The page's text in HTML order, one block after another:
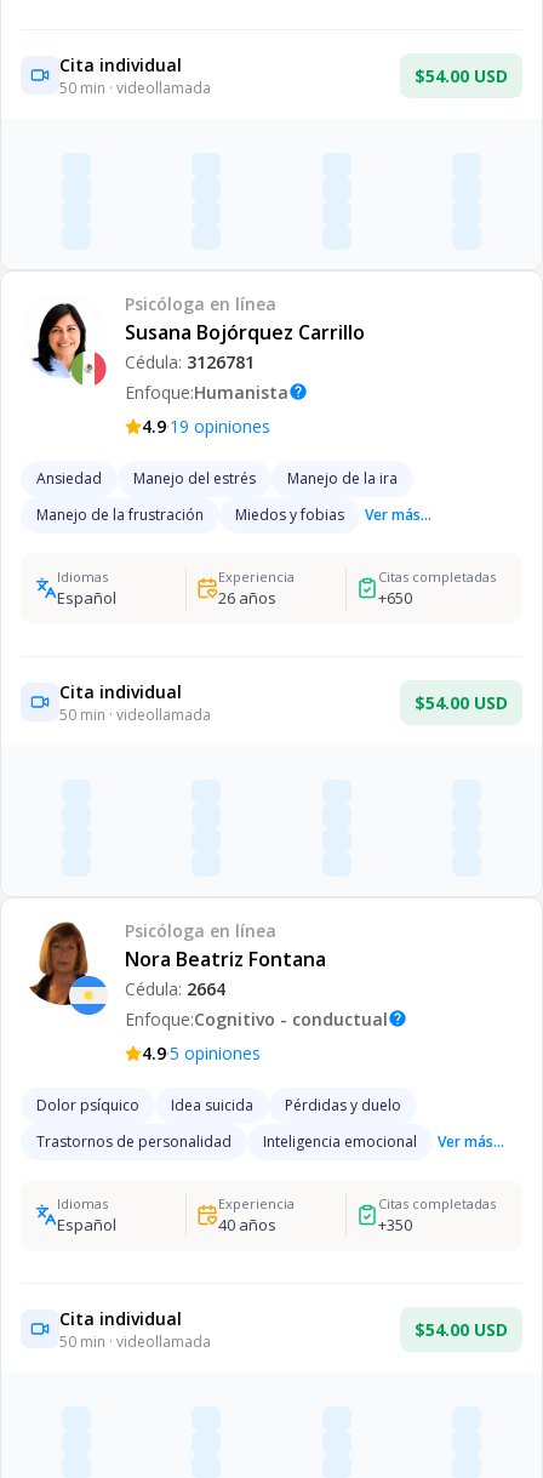
Cita individual
50 min · videollamada
$54.00 USD
Psicóloga en línea
Susana Bojórquez Carrillo
Cédula: 3126781
Enfoque:Humanistahelp
4.9·19 opiniones
Ansiedad Manejo del estrés
Manejo de la ira
Manejo de la frustración
Miedos y fobias Ver más...
Idiomas
Español
Experiencia
26años
Citas completadas
+650
Cita individual
50 min · videollamada
$54.00 USD
Psicóloga en línea
Nora Beatriz Fontana
Cédula: 2664
Enfoque:Cognitivo - conductualhelp
4.9·5 opiniones
Dolor psíquico Idea suicida
Pérdidas y duelo
Trastornos de personalidad
Inteligencia emocional Ver más...
Idiomas
Español
Experiencia
40años
Citas completadas
+350
Cita individual
50 min · videollamada
$54.00 USD